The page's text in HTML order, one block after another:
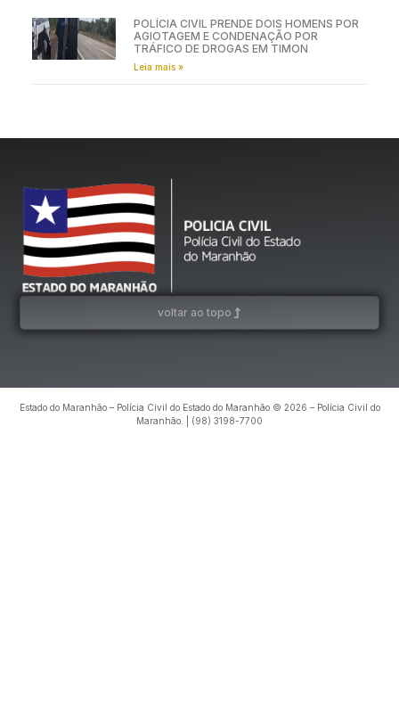
POLÍCIA CIVIL PRENDE DOIS HOMENS POR
AGIOTAGEM E CONDENAÇÃO POR
TRÁFICO DE DROGAS EM TIMON
Leia mais »
voltar ao topo
Estado do Maranhão – Polícia Civil do Estado do Maranhão © 2026 – Polícia Civil do
Maranhão. | (98) 3198-7700